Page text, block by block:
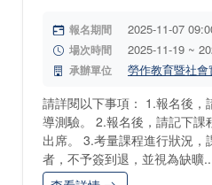
報名期間 2025-11-07
場次時間 2025-11-19 ~
承辦單位 勞作教育暨社會
請詳閱以下事項： 1.報名後
導測驗。 2.報名後，請記下課
出席。 3.考量課程進行狀況，
者，不予簽到退，並視為缺曠